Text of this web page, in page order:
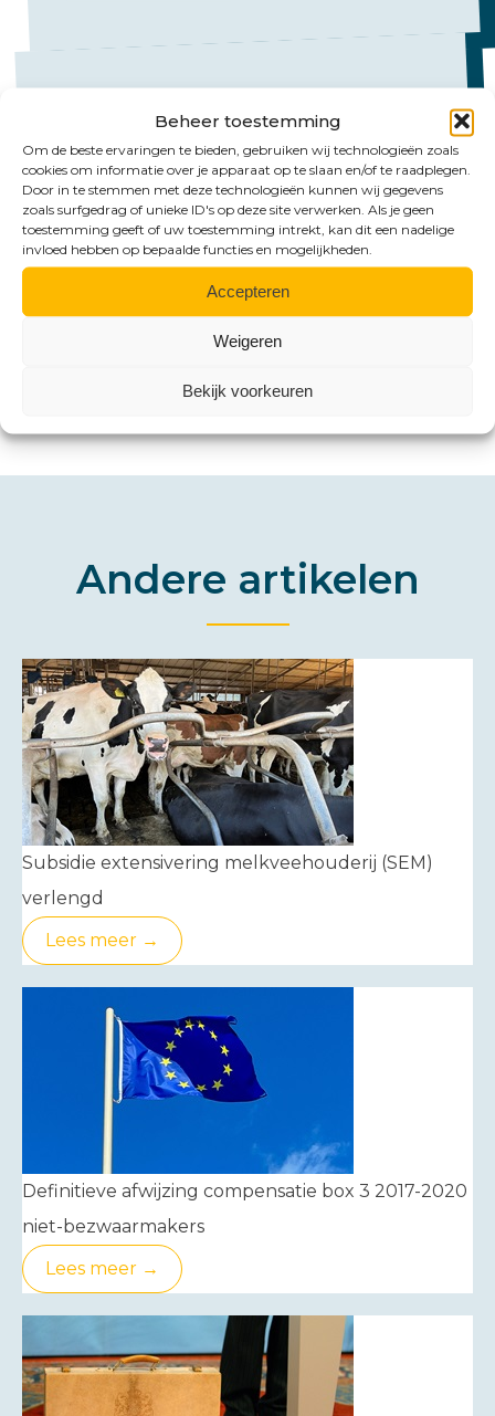
Beheer toestemming
Om de beste ervaringen te bieden, gebruiken wij technologieën zoals
cookies om informatie over je apparaat op te slaan en/of te raadplegen.
Door in te stemmen met deze technologieën kunnen wij gegevens
zoals surfgedrag of unieke ID's op deze site verwerken. Als je geen
toestemming geeft of uw toestemming intrekt, kan dit een nadelige
invloed hebben op bepaalde functies en mogelijkheden.
Accepteren
Weigeren
Bekijk voorkeuren
Mail ons
Emmen:
emmen@hlb-nannen.nl
groningen@hlb-nannen.nl
Andere artikelen
Subsidie extensivering melkveehouderij (SEM)
verlengd
Lees meer →
Definitieve afwijzing compensatie box 3 2017-2020
niet-bezwaarmakers
Lees meer →